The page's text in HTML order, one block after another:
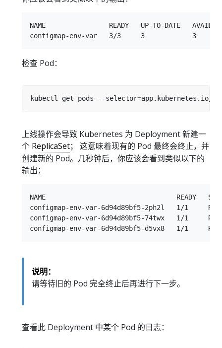
NAME                READY   UP-TO-DATE
检查 Pod：
kubectl get pods --selector=app.kubernetes.io/
上线操作会导致 Kubernetes 为 Deployment 新建一
个 ReplicaSet； 这意味着现有的 Pod 最终会终止，并
创建新的 Pod。几秒钟后，你应该会看到类似以下的
输出：
NAME                                 READY
configmap-env-var-6d94d89bf5-2ph2l   1/1
configmap-env-var-6d94d89bf5-74twx   1/1
说明：
请等待旧的 Pod 完全终止后再进行下一步。
查看此 Deployment 中某个 Pod 的日志：